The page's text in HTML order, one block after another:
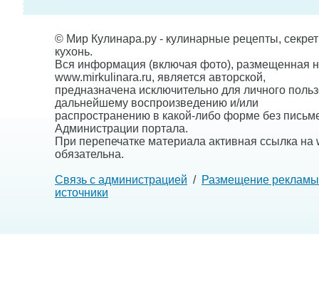
© Мир Кулинара.ру - кулинарные рецепты,
кухонь.
Вся информация (включая фото), размещенная
www.mirkulinara.ru, является авторской,
предназначена исключительно для личного
дальнейшему воспроизведению и/или
распространению в какой-либо форме без
Администрации портала.
При перепечатке материала активная ссылка на
обязательна.
Связь с администрацией / Размещение рекламы
источники